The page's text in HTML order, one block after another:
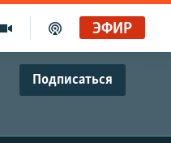
ЭФИР
Подписаться